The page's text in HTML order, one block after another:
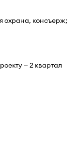
охрана, консъерж;
— 2 квартал